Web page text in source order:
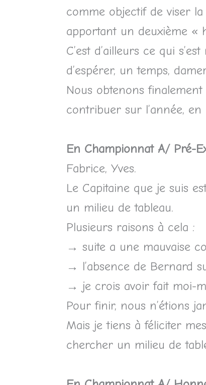
comme objectif de viser
apportant un deuxième «
C’est d’ailleurs ce qui
d’espérer, un temps,
Nous obtenons
contribuer sur l’année,
En Championnat A/ Pré-
Fabrice, Yves.
Le Capitaine que je suis
un milieu de tableau.
Plusieurs raisons à cela :
→ suite a une mauvaise
→ l’absence de Bernard
→ je crois avoir fait moi-
Pour finir, nous n’étions
Mais je tiens à féliciter
chercher un milieu de